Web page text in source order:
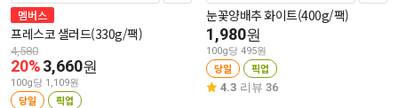
멤버스
프레스코 샐러드(330g/팩)
4,580
20%3,660원
100g당 1,109원
당일 픽업
눈꽃양배추 화이트(400g/팩)
1,980원
100g당 495원
당일 픽업
4.3 리뷰 36